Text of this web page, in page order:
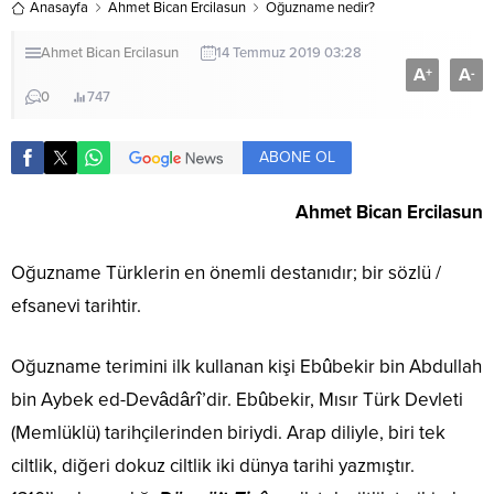
Anasayfa Ahmet Bican Ercilasun Oğuzname nedir?
Ahmet Bican Ercilasun 14 Temmuz 2019 03:28
0 747
A+ A-
ABONE OL
Ahmet Bican Ercilasun
Oğuzname Türklerin en önemli destanıdır; bir sözlü /
efsanevi tarihtir.
Oğuzname terimini ilk kullanan kişi Ebûbekir bin Abdullah
bin Aybek ed-Devâdârî’dir. Ebûbekir, Mısır Türk Devleti
(Memlüklü) tarihçilerinden biriydi. Arap diliyle, biri tek
ciltlik, diğeri dokuz ciltlik iki dünya tarihi yazmıştır.